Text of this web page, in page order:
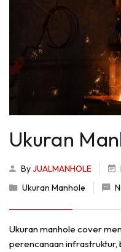
Ukuran
ByJUALMANHOLE
Ukuran Manhole
Ukuran manhole cover
perencanaan infrastruktur,